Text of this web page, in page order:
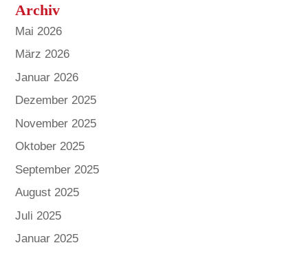
Archiv
Mai 2026
März 2026
Januar 2026
Dezember 2025
November 2025
Oktober 2025
September 2025
August 2025
Juli 2025
Januar 2025